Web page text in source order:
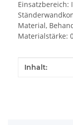
Einsatzbereich:
Material,
Materialstärke:
Wert
Inhalt: